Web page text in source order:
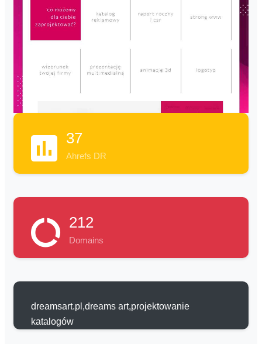
37
Ahrefs DR
212
Domains
dreamsart.pl,dreams art,projektowanie
katalogów